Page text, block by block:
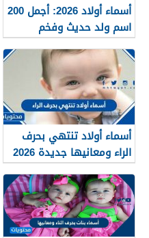
أسماء أولاد 2026: أجمل 200
اسم ولد حديث وفخم
بمعاني قوية
أسماء أولاد تنتهي بحرف
الراء ومعانيها جديدة 2026